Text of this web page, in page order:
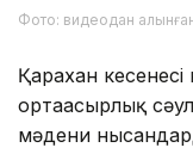
Фото: видеодан
Қарахан
ортағасырлық
мәдени